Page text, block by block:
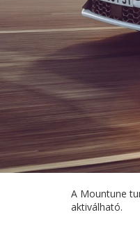
A Mountune
aktiválható.